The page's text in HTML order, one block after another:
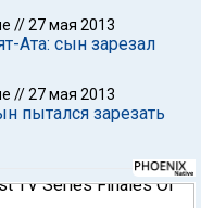
//27 мая 2013
Ата: сын зарезал
//27 мая 2013
пытался зарезать